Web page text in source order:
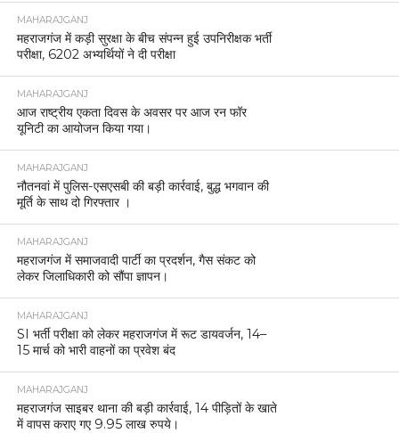
MAHARAJGANJ
महराजगंज में कड़ी सुरक्षा के बीच संपन्न हुई उपनिरीक्षक भर्ती
परीक्षा, 6202 अभ्यर्थियों ने दी परीक्षा
MAHARAJGANJ
आज राष्ट्रीय एकता दिवस के अवसर पर आज रन फॉर
यूनिटी का आयोजन किया गया।
MAHARAJGANJ
नौतनवां में पुलिस-एसएसबी की बड़ी कार्रवाई, बुद्ध भगवान की
मूर्ति के साथ दो गिरफ्तार ।
MAHARAJGANJ
महराजगंज में समाजवादी पार्टी का प्रदर्शन, गैस संकट को
लेकर जिलाधिकारी को सौंपा ज्ञापन।
MAHARAJGANJ
SI भर्ती परीक्षा को लेकर महराजगंज में रूट डायवर्जन, 14–
15 मार्च को भारी वाहनों का प्रवेश बंद
MAHARAJGANJ
महराजगंज साइबर थाना की बड़ी कार्रवाई, 14 पीड़ितों के खाते
में वापस कराए गए 9.95 लाख रुपये।